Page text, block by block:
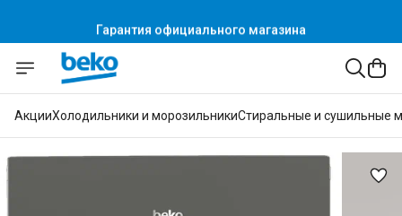
Гарантия официального магазина
АкцииХолодильники и морозильникиСтиральные и сушильные